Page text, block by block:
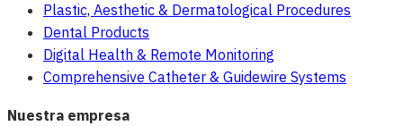
Plastic, Aesthetic & Dermatological Procedures
Dental Products
Digital Health & Remote Monitoring
Comprehensive Catheter & Guidewire Systems
Nuestra empresa